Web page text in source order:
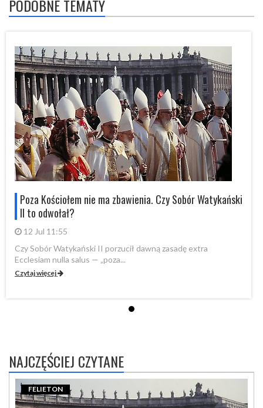
PODOBNE TEMATY
Poza Kościołem nie ma zbawienia. Czy Sobór Watykański
II to odwołał?
12 Jul 11:55
Czy Sobór Watykański II porzucił dawną zasadę extra
Ecclesiam nulla salus — „poza...
Czytaj więcej
NAJCZĘŚCIEJ CZYTANE
FELIETON